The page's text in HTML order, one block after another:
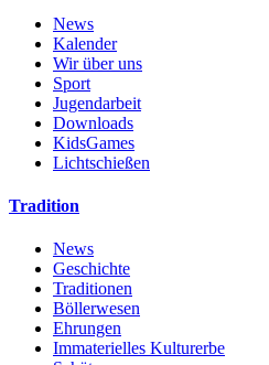
News
Kalender
Wir über uns
Sport
Jugendarbeit
Downloads
KidsGames
Lichtschießen
Tradition
News
Geschichte
Traditionen
Böllerwesen
Ehrungen
Immaterielles Kulturerbe